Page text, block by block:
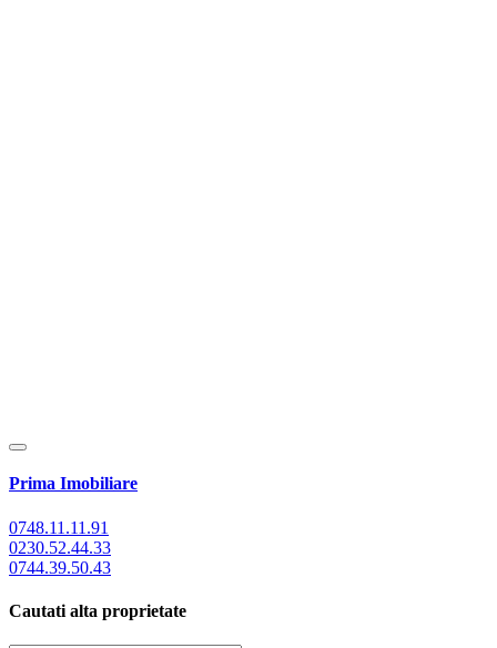
Prima Imobiliare
0748.11.11.91
0230.52.44.33
0744.39.50.43
Cautati alta proprietate